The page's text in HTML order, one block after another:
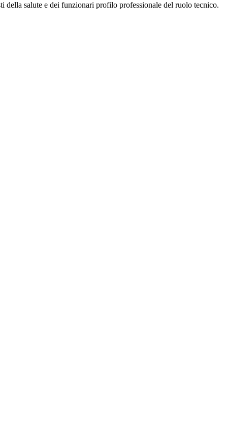
della salute e dei funzionari profilo professionale del ruolo tecnico.